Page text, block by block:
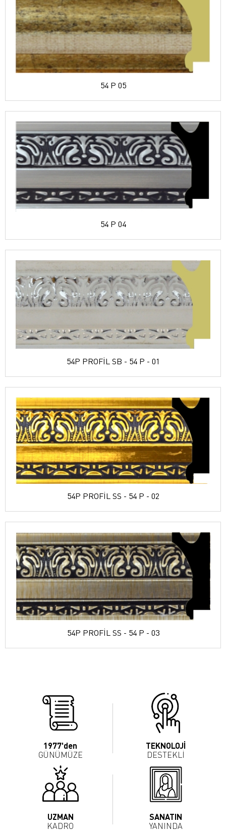
54 P 05
54 P 04
54P PROFİL SB - 54 P - 01
54P PROFİL SS - 54 P - 02
54P PROFİL SS - 54 P - 03
1977'den
GÜNÜMÜZE
TEKNOLOJİ
DESTEKLİ
UZMAN
KADRO
SANATIN
YANINDA